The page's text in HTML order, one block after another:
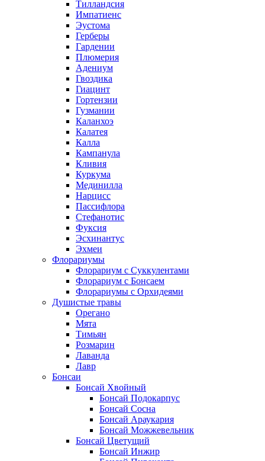
Тилландсия
Импатиенс
Эустома
Герберы
Гардении
Плюмерия
Адениум
Гвоздика
Гиацинт
Гортензии
Гузмании
Каланхоэ
Калатея
Калла
Кампанула
Кливия
Куркума
Мединилла
Нарцисс
Пассифлора
Стефанотис
Фуксия
Эсхинантус
Эхмеи
Флорариумы
Флорариум с Суккулентами
Флорариум с Бонсаем
Флорариумы с Орхидеями
Душистые травы
Орегано
Мята
Тимьян
Розмарин
Лаванда
Лавр
Бонсаи
Бонсай Хвойный
Бонсай Подокарпус
Бонсай Сосна
Бонсай Араукария
Бонсай Можжевельник
Бонсай Цветущий
Бонсай Инжир